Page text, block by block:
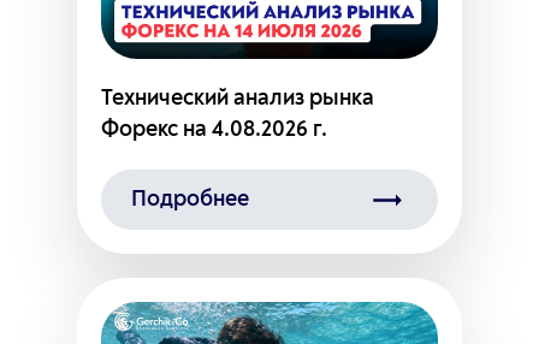
Технический анализ рынка
Форекс на 4.08.2026 г.
Подробнее